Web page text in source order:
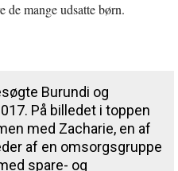
de mange udsatte børn.
Burundi og
På billedet i toppen
med Zacharie, en af
af en omsorgsgruppe
spare- og